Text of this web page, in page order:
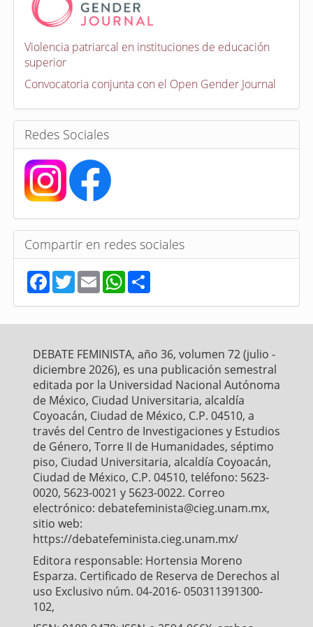
o
a
t
o
r
a
s
Violencia patriarcal en instituciones de educación
superior
Convocatoria conjunta con el Open Gender Journal
Redes Sociales
Compartir en redes sociales
F
a
c
e
b
k
T
w
t
t
E
m
a
i
l
W
h
a
t
s
p
S
h
r
e
DEBATE FEMINISTA, año 36, volumen 72 (julio -
diciembre 2026), es una publicación semestral
editada por la Universidad Nacional Autónoma
de México, Ciudad Universitaria, alcaldía
Coyoacán, Ciudad de México, C.P. 04510, a
través del Centro de Investigaciones y Estudios
de Género, Torre II de Humanidades, séptimo
piso, Ciudad Universitaria, alcaldía Coyoacán,
Ciudad de México, C.P. 04510, teléfono: 5623-
0020, 5623-0021 y 5623-0022. Correo
electrónico: debatefeminista@cieg.unam.mx,
sitio web:
https://debatefeminista.cieg.unam.mx/
Editora responsable: Hortensia Moreno
Esparza. Certificado de Reserva de Derechos al
uso Exclusivo núm. 04-2016- 050311391300-
102,